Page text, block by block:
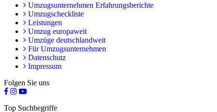
Umzugsunternehmen Erfahrungsberichte
Umzugscheckliste
Leistungen
Umzug europaweit
Umzüge deutschlandweit
Für Umzugsunternehmen
Datenschutz
Impressum
Folgen Sie uns
Top Suchbegriffe